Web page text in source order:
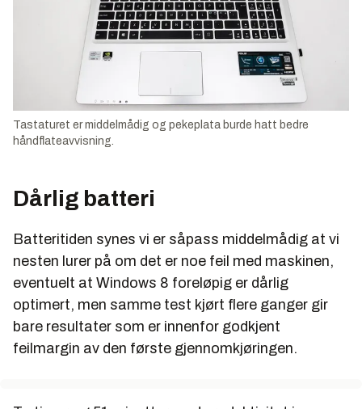
Tastaturet er middelmådig og pekeplata burde hatt bedre
håndflateavvisning.
Dårlig batteri
Batteritiden synes vi er såpass middelmådig at vi
nesten lurer på om det er noe feil med maskinen,
eventuelt at Windows 8 foreløpig er dårlig
optimert, men samme test kjørt flere ganger gir
bare resultater som er innenfor godkjent
feilmargin av den første gjennomkjøringen.